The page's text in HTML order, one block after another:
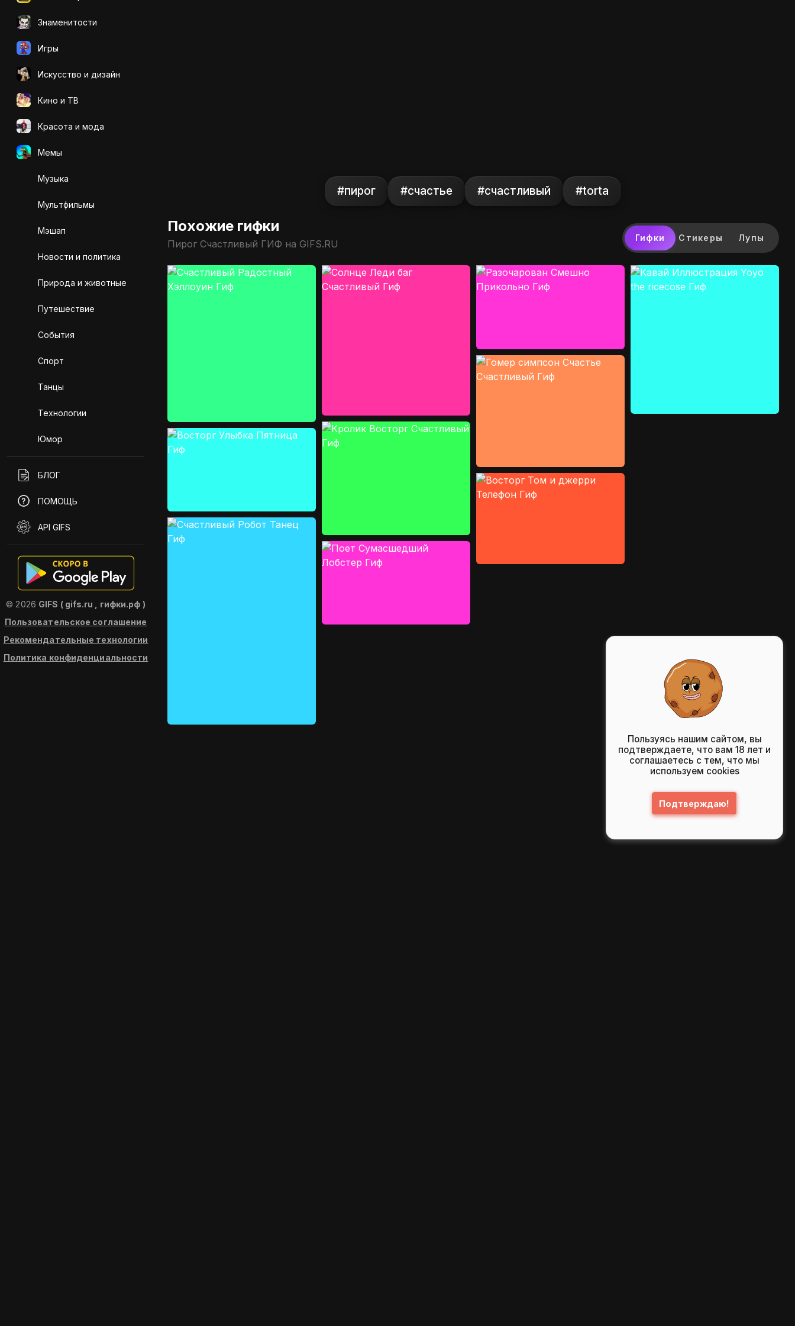
Знаменитости
Игры
Искусcтво и дизайн
Кино и ТВ
Красота и мода
Мемы
Музыка
Мультфильмы
Мэшап
Новости и политика
Природа и животные
Путешествие
События
Спорт
Танцы
Технологии
Юмор
БЛОГ
ПОМОЩЬ
API GIFS
© 2026 GIFS ( gifs.ru , гифки.рф )
Пользовательское соглашение
Рекомендательные технологии
Политика конфиденциальности
#пирог #счастье #счастливый #torta
Похожие гифки
Пирог Счастливый ГИФ на GIFS.RU Гифки Стикеры Лупы
Пользуясь нашим сайтом, вы
подтверждаете, что вам 18 лет и
соглашаетесь с тем, что мы
используем cookies
Подтверждаю!